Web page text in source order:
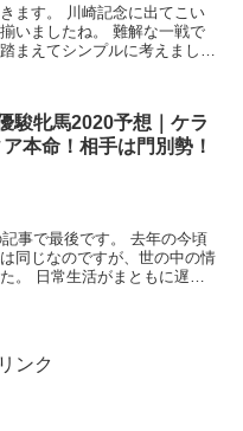
に出てこい
ね。 難解な一戦で
まえてシンプルに考えましょ
駿牝馬2020予想｜ケラ
本命！相手は門別勢！
事で最後です。 去年の今頃
同じなのですが、世の中の情
。 日常生活がまともに遅れ
ンク